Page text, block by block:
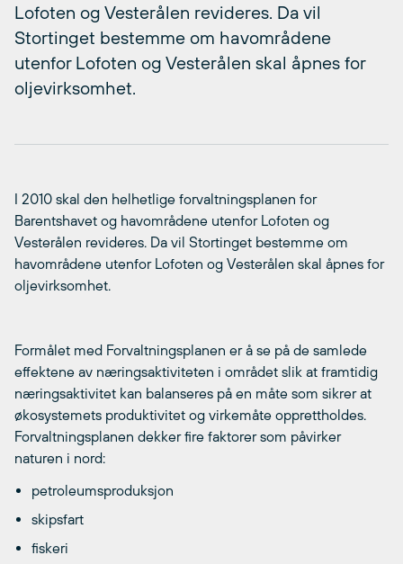
Lofoten og Vesterålen revideres. Da vil
Stortinget bestemme om havområdene
utenfor Lofoten og Vesterålen skal åpnes for
oljevirksomhet.
I 2010 skal den helhetlige forvaltningsplanen for
Barentshavet og havområdene utenfor Lofoten og
Vesterålen revideres. Da vil Stortinget bestemme om
havområdene utenfor Lofoten og Vesterålen skal åpnes for
oljevirksomhet.
Formålet med Forvaltningsplanen er å se på de samlede
effektene av næringsaktiviteten i området slik at framtidig
næringsaktivitet kan balanseres på en måte som sikrer at
økosystemets produktivitet og virkemåte opprettholdes.
Forvaltningsplanen dekker fire faktorer som påvirker
naturen i nord:
petroleumsproduksjon
skipsfart
fiskeri